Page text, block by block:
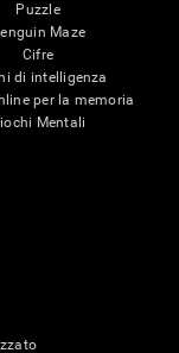
Puzzle
Maze
Cifre
di intelligenza
per la memoria
Mentali